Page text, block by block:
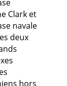
Clark et
navale
deux
hors